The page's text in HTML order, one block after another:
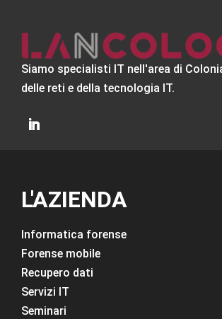
Siamo specialisti IT nell'area di
delle reti e della tecnologia IT.
L'AZIENDA
Informatica forense
Forense mobile
Recupero dati
Servizi IT
Seminari